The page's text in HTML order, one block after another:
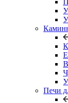
Печи